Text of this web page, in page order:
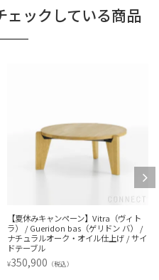
ェックしている商品
【アウトレット】Vitra（ヴィトラ） /
Bistro Stand-up Table（ビストロ スタ
ンドアップテーブル）Φ796 / メラミン
ホワイト天板 / ベーシックダーク脚・パ
ウダーコート仕上げ / ラウンドテーブル'
96,800